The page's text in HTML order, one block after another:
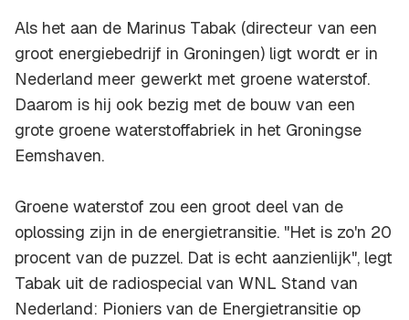
Als het aan de Marinus Tabak (directeur van een
groot energiebedrijf in Groningen) ligt wordt er in
Nederland meer gewerkt met groene waterstof.
Daarom is hij ook bezig met de bouw van een
grote groene waterstoffabriek in het Groningse
Eemshaven.
Groene waterstof zou een groot deel van de
oplossing zijn in de energietransitie. "Het is zo'n 20
procent van de puzzel. Dat is echt aanzienlijk", legt
Tabak uit de radiospecial van WNL Stand van
Nederland: Pioniers van de Energietransitie op